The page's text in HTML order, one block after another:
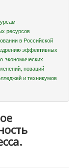
ресурсов
в Российской
эффективных
экономических
новаций
и техникумов